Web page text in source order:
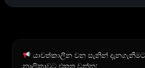
යාවත්කාලීන වන සැනින්
නාලිකාවට එකතු වන්න: